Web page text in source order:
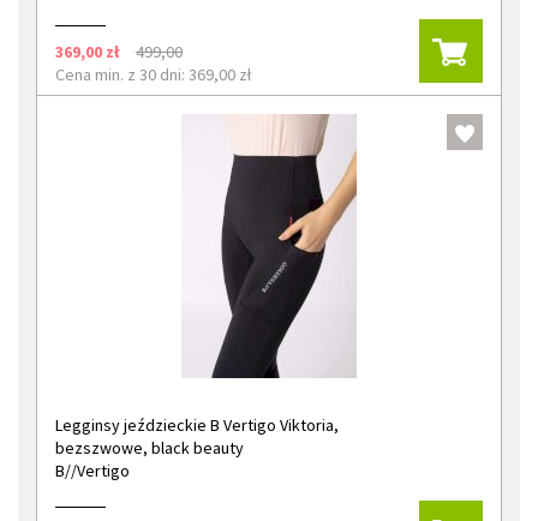
369,00 zł
499,00
Cena min. z 30 dni: 369,00 zł
Legginsy jeździeckie B Vertigo Viktoria,
bezszwowe, black beauty
B//Vertigo